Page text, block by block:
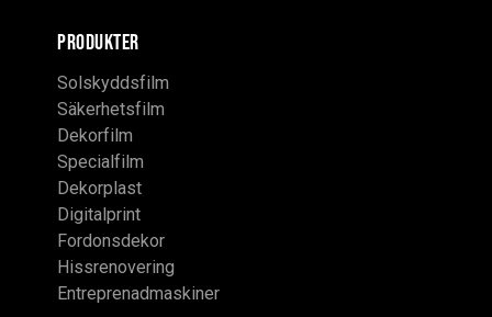
PRODUKTER
Solskyddsfilm
Säkerhetsfilm
Dekorfilm
Specialfilm
Dekorplast
Digitalprint
Fordonsdekor
Hissrenovering
Entreprenadmaskiner